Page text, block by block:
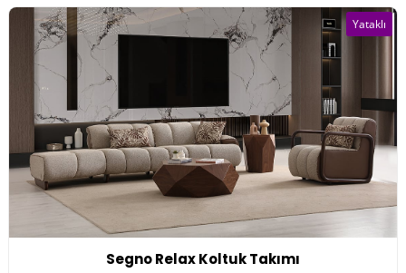
Segno Relax Koltuk Takımı
Yataklı